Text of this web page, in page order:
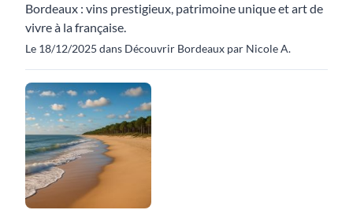
Bordeaux : vins prestigieux, patrimoine unique et art de
vivre à la française.
Le 18/12/2025 dans Découvrir Bordeaux par Nicole A.